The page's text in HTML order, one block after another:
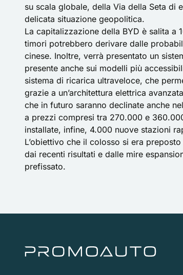
su scala globale, della Via della Seta di
delicata situazione geopolitica.
La capitalizzazione della BYD è salita a
timori potrebbero derivare dalle
cinese. Inoltre, verrà presentato un
presente anche sui modelli più
sistema di ricarica ultraveloce, che
grazie a un’architettura elettrica
che in futuro saranno declinate anche
a prezzi compresi tra 270.000 e
installate, infine, 4.000 nuove stazioni
L’obiettivo che il colosso si era preposto
dai recenti risultati e dalle mire
prefissato.